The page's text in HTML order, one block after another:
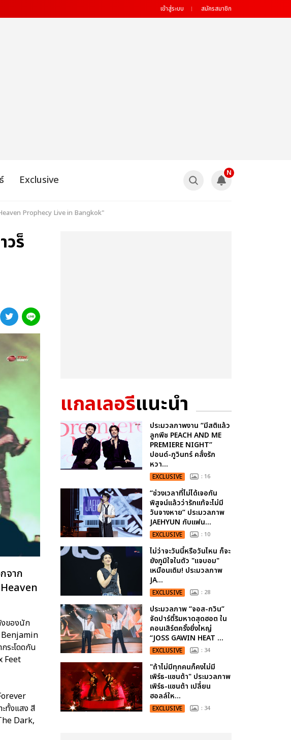
เข้าสู่ระบบ สมัครสมาชิก
Exclusive
N
Prophecy Live in Bangkok"
วร็
จาก
งของนัก
Benjamin
ระโดดกัน
Feet
ะทั้งแสง สี
Dark,
แกลเลอรีแนะนำ
ประมวลภาพงาน “มีสติแล้ว
ลูกพีช PEACH AND ME
PREMIERE NIGHT”
ปอนด์-ภูวินทร์ คลั่งรัก
หวา...
EXCLUSIVE : 16
“ช่วงเวลาที่ไม่ได้เจอกัน
พิสูจน์แล้วว่ารักแท้จะไม่มี
วันจางหาย” ประมวลภาพ
JAEHYUN กับแฟน...
EXCLUSIVE : 10
ไม่ว่าจะวันนี้หรือวันไหน ก็จะ
ยังภูมิใจในตัว "แจบอม"
เหมือนเดิม! ประมวลภาพ
JA...
EXCLUSIVE : 28
ประมวลภาพ “จอส-กวิน”
จัดปาร์ตี้ริมหาดสุดฮอต ใน
คอนเสิร์ตครั้งยิ่งใหญ่
“JOSS GAWIN HEAT ...
EXCLUSIVE : 34
"ถ้าไม่มีทุกคนก็คงไม่มี
เพิร์ธ-แซนต้า" ประมวลภาพ
เพิร์ธ-แซนต้า เปลี่ยน
ฮอลล์ให...
EXCLUSIVE : 34